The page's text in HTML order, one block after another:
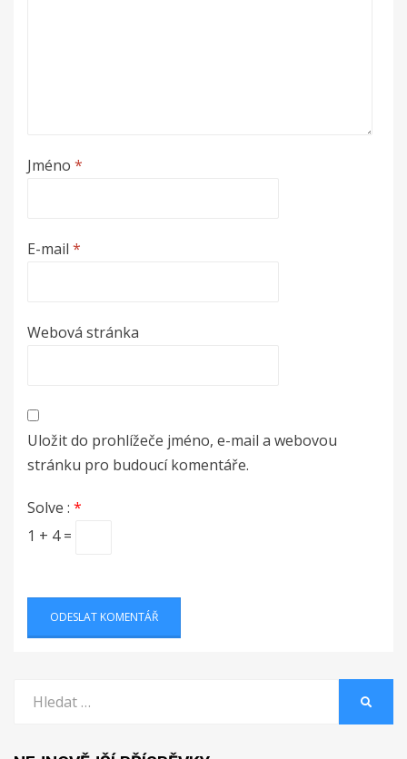
Jméno *
E-mail *
Webová stránka
Uložit do prohlížeče jméno, e-mail a webovou
stránku pro budoucí komentáře.
Solve : *
1 + 4 =